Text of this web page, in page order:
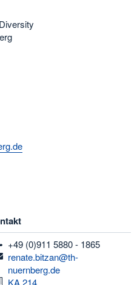
telefon
+49 (0)911 5880 - 1865
email
renate.bitzan@th-
nuernberg.de
Raum
KA.214